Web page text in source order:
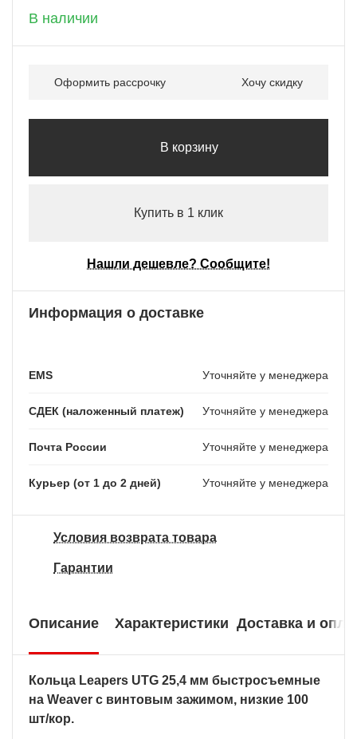
В наличии
Оформить рассрочку Хочу скидку
В корзину
Купить в 1 клик
Нашли дешевле? Сообщите!
Информация о доставке
EMS Уточняйте у менеджера
СДЕК (наложенный платеж) Уточняйте у менеджера
Почта России Уточняйте у менеджера
Курьер (от 1 до 2 дней) Уточняйте у менеджера
Условия возврата товара
Гарантии
Описание Характеристики Доставка и
Кольца Leapers UTG 25,4 мм быстросъемные
на Weaver с винтовым зажимом, низкие 100
шт/кор.